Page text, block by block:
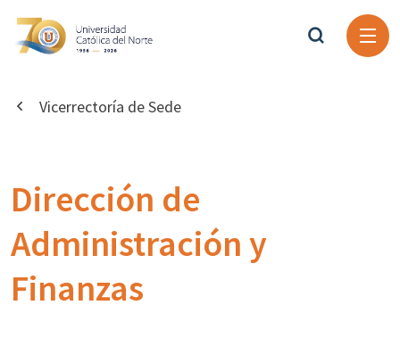
Vicerrectoría de Sede
Dirección de
Administración y
Finanzas